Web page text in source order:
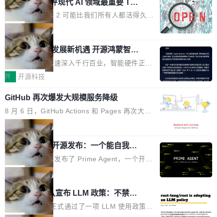
巧机身有效提升市面主流标准A...
的同时,服务商的竞争逻辑正在改变。2026年Top
Agency年度合辑的观察指出,“产品”这个离消费
者最近的载体,在整个品牌营销层面的权重显著变
高了。全域营销服务商的竞争正在从规模转向深
度,案例厚度、全域覆盖、多线协同...
n 这条推文引发了广泛讨论。他不是在说风凉
话，他是说出了一个圈内人尽皆知但很少公开捅
破的事实。 Jordan 随后补充了一句软化声明：
「我不认为这些会议上大部分论文都在过度宣传
或造假。问题是，作为读者，如果你筛选出那些
看起来最令人兴奋的论文，那它们大部分都是过
度宣传的。」 这才是真正的痛点。不是所有论文
都有问题，是最吸引眼球的那批论文最有问题。
他引用的帖子来自 Mathew Shen，一位 ICLR 2
026 的读者：「看了篇 ...
xAI 前工程师评现代 AI 领域最重要 Top
3 开源项目
Flash Attention 2 可能比我们所有人都活得久。
这句话不是来自某个技术博客，而是出自 Hieu
Pham 的一条推文。Hieu Pham 是谁？他是 xAI
的早期工程师之一，在 Grok 训练基础设施团队
工作过。近日他在 X 上发了一条帖子，列出了他
认为现代 AI 领域最重要的三个开源项目。 第一
理由很具体。FA 系列不需要解释，但 FA2 是他
认为最重要的一个——复杂度恰到好处，刚好能
驱动你去学 CuTe，但还没被那些"邪恶的" Hopp
er++ 优化所淹没，足够容易修改和适配。 更关
键的是 FA2 的持久性...
局
共商智能硬件发展新机遇 开源鸿蒙智能
硬件开发者日杭州站即将举行
随着万物智联加速深入千行百业，智能硬件正从
单点设备迈向智能化、网联化、协同化发展。作
鸿蒙通过统一技术底座和分布式能力，为不同类
型智能设备的开发、连接与互联提供关键支撑，
也为产业链企业探索产品创新与商业增长打开新
的空间。 8月14日，开源鸿蒙智能硬件开发者日
（OHDD：OpenHarmony Hardware Develope
r Day）将在杭州启航。活动面向智能硬件产业
链企业和开发者，邀请行业专家与资深技术顾
问，围绕开源鸿蒙技术能力、设备适配、芯片适
配、功耗与稳定性调优、兼容性测评及统一互联
等内容展开系统讲解和实战交流，帮助企业进一
步了解开源鸿蒙在智能...
开 开源科技
GitHub 再次爆发大规模服务降级
8 月 6 日，GitHub Actions 和 Pages 再次大规
模服务降级，Actions 完全不可用超过 5 小时，
webhook 停发，连自托管 runner 也因调度层故
障无法工作。Pages、Copilot code review、C
opilot coding agent 全部受影响。从检测到完全
恢复，大约 12 小时。 这是 2026 年 8 月的第六
起事故，其中四起与 AI/Copilot 服务相关。 Git
Hub 员工 kdaigle 在 HN 讨论中贴出了一组数
据：2025 年全年 10 亿次 commit。现在，每周
局
Prime Agent 开源发布：一个能自我改
进的编程 Agent，ARC-AGI 3 超越人类
专家基线
Prime Intellect 发布了 Prime Agent，一个开源
的编程 Agent Harness，核心设计围绕两个抽
象：Recursive Language Model（RLM）和 C
ontinual Harness。在 ARC-AGI 3 基准测试
上，Prime Agent + Opus 5 的组合达到了 95.
局
Rust 项目团队宣布 LLM 政策：不禁
止，但你要承认哪些代码不是你写的
Rust 语言项目正式通过了一项 LLM 使用政策，